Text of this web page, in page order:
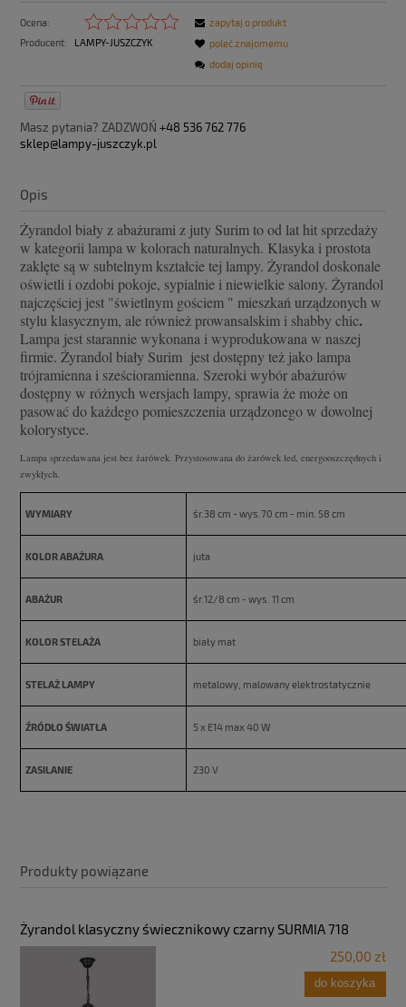
Ocena:
Producent:
LAMPY-JUSZCZYK
zapytaj o produkt
poleć znajomemu
dodaj opinię
Masz pytania? ZADZWOŃ +48 536 762 776
sklep@lampy-juszczyk.pl
Opis
Żyrandol biały z abażurami z juty Surim to od lat hit sprzedaży
w kategorii lampa w kolorach naturalnych. Klasyka i prostota
zaklęte są w subtelnym kształcie tej lampy. Żyrandol doskonale
oświetli i ozdobi pokoje, sypialnie i niewielkie salony. Żyrandol
najczęściej jest "świetlnym gościem " mieszkań urządzonych w
stylu klasycznym, ale również prowansalskim i shabby chic.
Lampa jest starannie wykonana i wyprodukowana w naszej
firmie. Żyrandol biały Surim jest dostępny też jako lampa
trójramienna i sześcioramienna. Szeroki wybór abażurów
dostępny w różnych wersjach lampy, sprawia że może on
pasować do każdego pomieszczenia urządzonego w dowolnej
kolorystyce.
Lampa sprzedawana jest bez żarówek. Przystosowana do żarówek led, energooszczędnych i
zwykłych.
WYMIARY śr.38 cm - wys.70 cm - min. 58 cm
KOLOR ABAŻURA juta
ABAŻUR śr.12/8 cm - wys. 11 cm
KOLOR STELAŻA biały mat
STELAŻ LAMPY metalowy, malowany elektrostatycznie
ŹRÓDŁO ŚWIATŁA 5 x E14 max 40 W
ZASILANIE 230 V
Produkty powiązane
Żyrandol klasyczny świecznikowy czarny SURMIA 718
250,00 zł
do koszyka